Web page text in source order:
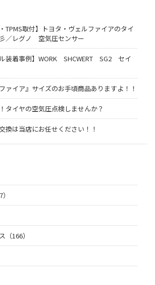
TPMS取付】トヨタ・ヴェルファイアのタイ
／レグノ 空気圧センサー
ル装着事例】WORK SHCWERT SG2 セイ
ァイア』サイズのお手頃商品ありますよ！！
タイヤの空気圧点検しませんか？
換は当店にお任せください！！
（166）